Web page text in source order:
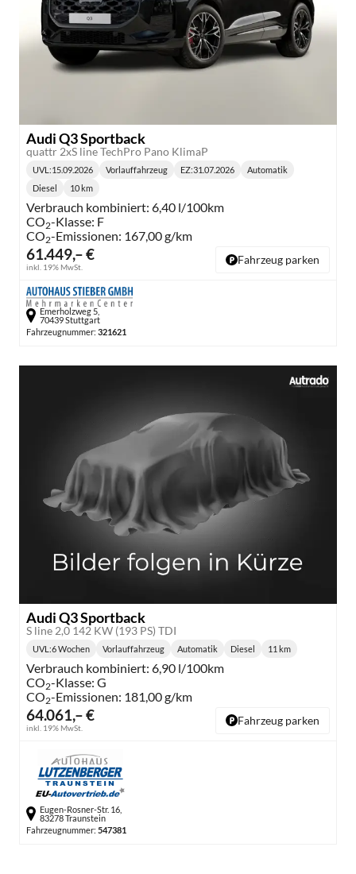
Audi Q3 Sportback
quattr 2xS line TechPro Pano KlimaP
61.449,– €
inkl. 19% MwSt.
Lieferzeit:
UVL :15.09.2026 Vorlauffahrzeug EZ:31.07.2026
Getriebe:
Automatik
Kraftstoff:
Diesel
Kilometerstand:
10 km
Verbrauch kombiniert: 6,40 l/100km
CO2-Klasse: F
CO2-Emissionen: 167,00 g/km
Fahrzeug parken
Emerholzweg 5,
70439 Stuttgart
Fahrzeugnummer: 321621
Audi Q3 Sportback
S line 2,0 142 KW (193 PS) TDI
64.061,– €
inkl. 19% MwSt.
Lieferzeit:
UVL :6 Wochen Vorlauffahrzeug
Getriebe:
Automatik
Kraftstoff:
Diesel
Kilometerstand:
11 km
Verbrauch kombiniert: 6,90 l/100km
CO2-Klasse: G
CO2-Emissionen: 181,00 g/km
Fahrzeug parken
Eugen-Rosner-Str. 16,
83278 Traunstein
Fahrzeugnummer: 547381